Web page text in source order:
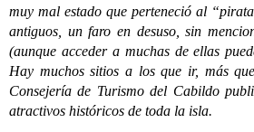
muy mal estado que perteneció al
antiguos, un faro en desuso, sin
(aunque acceder a muchas de ellas
Hay muchos sitios a los que ir, más
Consejería de Turismo del Cabildo
atractivos históricos de toda la isla.